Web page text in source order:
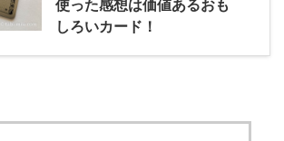
使った感想は価値あるおも
しろいカード！